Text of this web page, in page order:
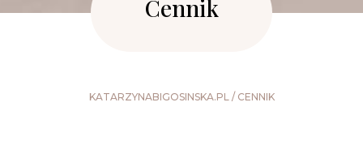
Cennik
KATARZYNABIGOSINSKA.PL/ CENNIK